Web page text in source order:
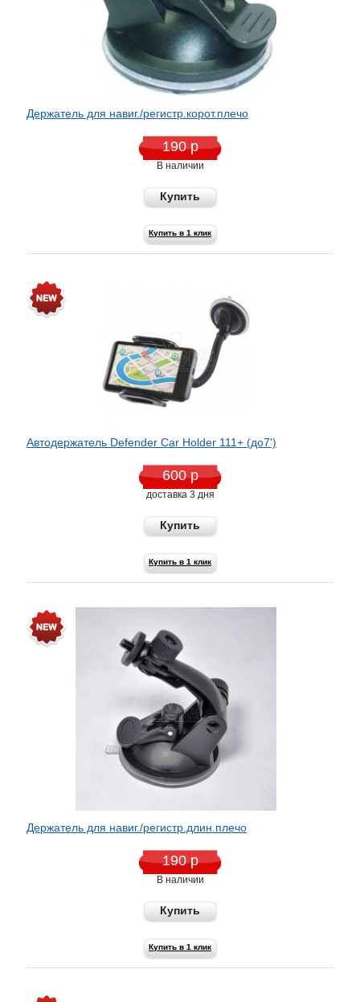
Держатель для навиг./регистр.корот.плечо
190 р
В наличии
Купить
Купить в 1 клик
Автодержатель Defender Car Holder 111+ (до7')
600 р
доставка 3 дня
Купить
Купить в 1 клик
Держатель для навиг./регистр.длин.плечо
190 р
В наличии
Купить
Купить в 1 клик